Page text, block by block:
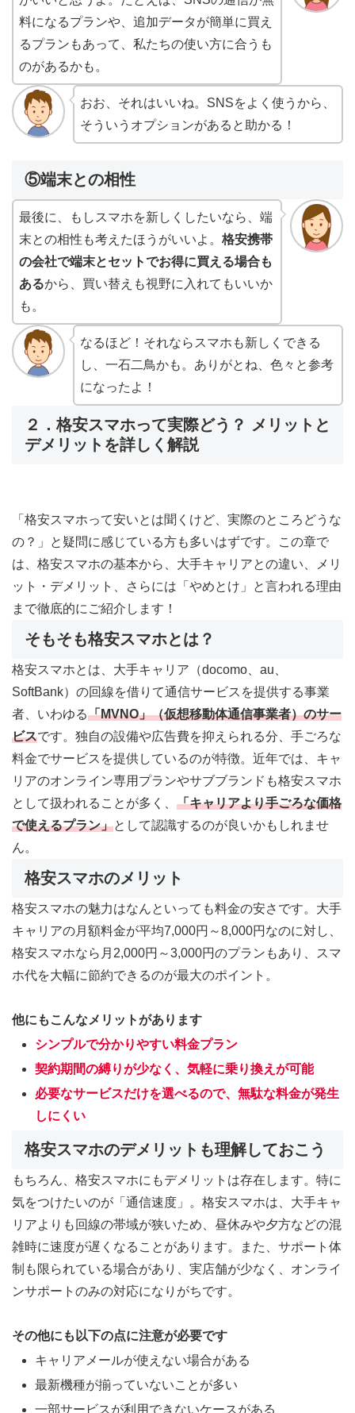
料になるプランや、追加データが簡単に買え
るプランもあって、私たちの使い方に合うも
のがあるかも。
おお、それはいいね。SNSをよく使うから、
そういうオプションがあると助かる！
⑤端末との相性
最後に、もしスマホを新しくしたいなら、端
末との相性も考えたほうがいいよ。 格安携帯
の会社で端末とセットでお得に買える場合も
あるから、買い替えも視野に入れてもいいか
も。
なるほど！それならスマホも新しくできる
し、一石二鳥かも。ありがとね、色々と参考
になったよ！
２．格安スマホって実際どう？ メリットと
デメリットを詳しく解説
「格安スマホって安いとは聞くけど、実際のところどうな
の？」と疑問に感じている方も多いはずです。この章で
は、格安スマホの基本から、大手キャリアとの違い、メリ
ット・デメリット、さらには「やめとけ」と言われる理由
まで徹底的にご紹介します！
そもそも格安スマホとは？
格安スマホとは、大手キャリア（docomo、au、
SoftBank）の回線を借りて通信サービスを提供する事業
者、いわゆる「MVNO」（仮想移動体通信事業者）のサー
ビスです。独自の設備や広告費を抑えられる分、手ごろな
料金でサービスを提供しているのが特徴。近年では、キャ
リアのオンライン専用プランやサブブランドも格安スマホ
として扱われることが多く、 「キャリアより手ごろな価格
で使えるプラン」として認識するのが良いかもしれませ
ん。
格安スマホのメリット
格安スマホの魅力はなんといっても料金の安さです。大手
キャリアの月額料金が平均7,000円～8,000円なのに対し、
格安スマホなら月2,000円～3,000円のプランもあり、スマ
ホ代を大幅に節約できるのが最大のポイント。
他にもこんなメリットがあります
シンプルで分かりやすい料金プラン
契約期間の縛りが少なく、気軽に乗り換えが可能
必要なサービスだけを選べるので、無駄な料金が発生
しにくい
格安スマホのデメリットも理解しておこう
もちろん、格安スマホにもデメリットは存在します。特に
気をつけたいのが「通信速度」。格安スマホは、大手キャ
リアよりも回線の帯域が狭いため、昼休みや夕方などの混
雑時に速度が遅くなることがあります。また、サポート体
制も限られている場合があり、実店舗が少なく、オンライ
ンサポートのみの対応になりがちです。
その他にも以下の点に注意が必要です
キャリアメールが使えない場合がある
最新機種が揃っていないことが多い
一部サービスが利用できないケースがある